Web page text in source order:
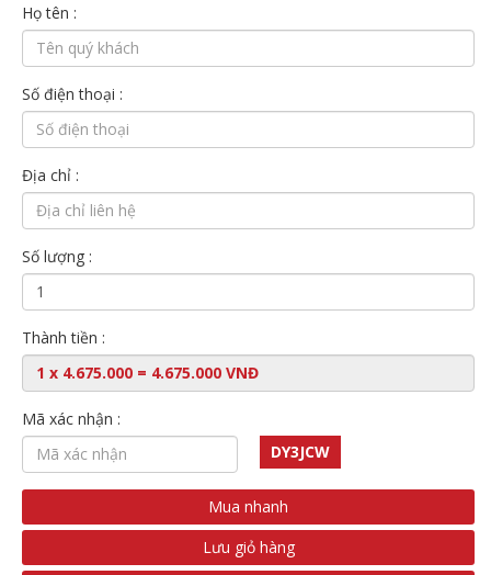
Họ tên :
Số điện thoại :
Địa chỉ :
Số lượng :
Thành tiền :
Mã xác nhận :
DY3JCW
Mua nhanh
Lưu giỏ hàng